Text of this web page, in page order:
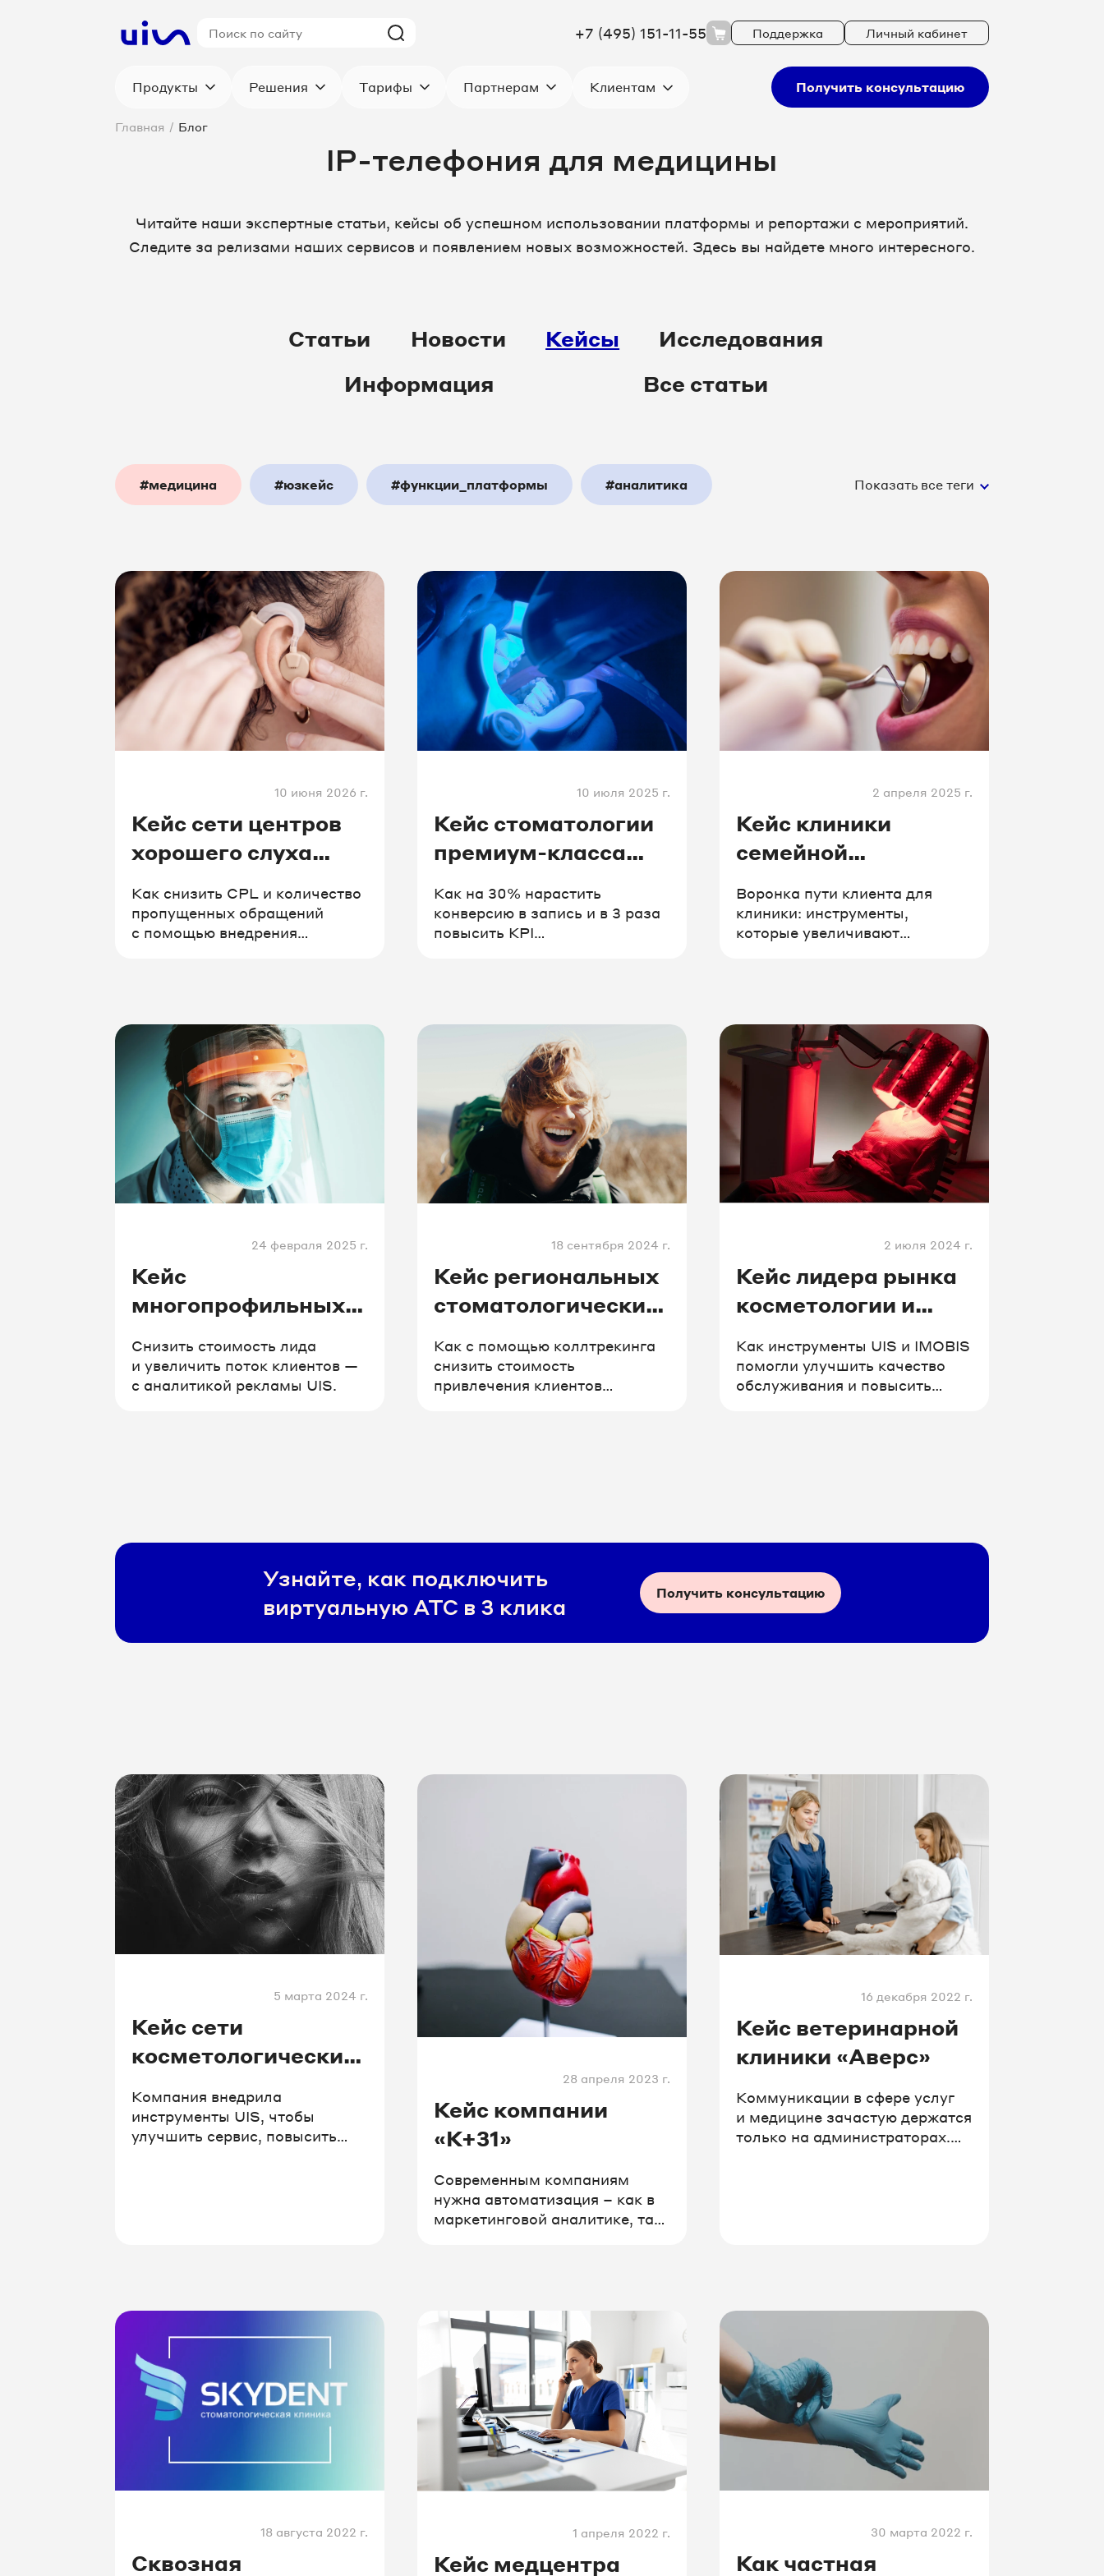
+7 (495) 151-11-55 Поддержка Личный кабинет
Продукты Решения Тарифы Партнерам Клиентам Получить консультацию
Главная / Блог
IP-телефония для медицины
Читайте наши экспертные статьи, кейсы об успешном использовании платформы и репортажи с мероприятий.
Следите за релизами наших сервисов и появлением новых возможностей. Здесь вы найдете много интересного.
Статьи Новости Кейсы
Исследования
Информация
Все статьи
#медицина #юзкейс #функции_платформы #аналитика
#интернет_магазины #IT_решения #авто
#производство #интернет_маркетинг #Битрикс24 #amoCRM
#коллтрекинг #франшиза #ОМНИ #образование #финансы
#стоматология #туризм
Показать все теги
10 июня 2026 г.
Кейс сети центров
хорошего слуха
Как снизить CPL и количество
пропущенных обращений
с помощью внедрения
10 июля 2025 г.
Кейс стоматологии
премиум-класса
Как на 30% нарастить
конверсию в запись и в 3 раза
повысить KPI
2 апреля 2025 г.
Кейс клиники
семейной
«Династия»
Воронка пути клиента для
клиники: инструменты,
которые увеличивают
24 февраля 2025 г.
Кейс
многопрофильных
центров
«Поликлиника.ру»
Снизить стоимость лида
и увеличить поток клиентов —
с аналитикой рекламы UIS.
18 сентября 2024 г.
Кейс региональных
стоматологических
Как с помощью коллтрекинга
снизить стоимость
привлечения клиентов
2 июля 2024 г.
Кейс лидера рынка
косметологии и
«Национальная
компания красоты»
Как инструменты UIS и IMOBIS
помогли улучшить качество
обслуживания и повысить
5 марта 2024 г.
Кейс сети
косметологических
Компания внедрила
инструменты UIS, чтобы
улучшить сервис, повысить
28 апреля 2023 г.
Кейс компании
«К+31»
Современным компаниям
нужна автоматизация – как в
маркетинговой аналитике, так
16 декабря 2022 г.
Кейс ветеринарной
клиники «Аверс»
Коммуникации в сфере услуг
и медицине зачастую держатся
только на администраторах.
18 августа 2022 г.
Сквозная
1 апреля 2022 г.
Кейс медцентра
30 марта 2022 г.
Как частная
Узнайте, как подключить
виртуальную АТС в 3 клика
Получить консультацию